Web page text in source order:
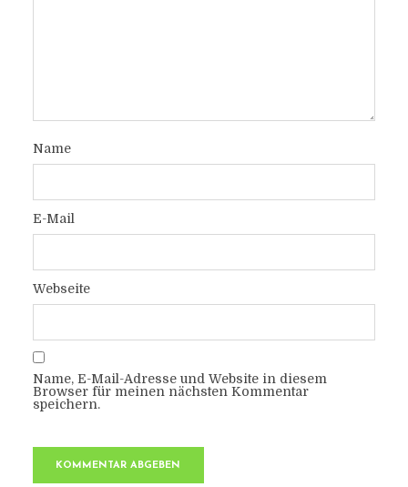
Name
E-Mail
Webseite
Name, E-Mail-Adresse und Website in diesem
Browser für meinen nächsten Kommentar
speichern.